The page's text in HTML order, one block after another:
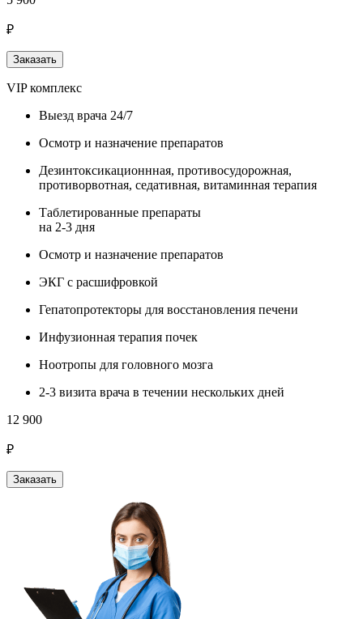
₽
Заказать
VIP комплекс
Выезд врача 24/7
Осмотр и назначение препаратов
Дезинтоксикационнная, противосудорожная,
противорвотная, седативная, витаминная терапия
Таблетированные препараты
на 2-3 дня
Осмотр и назначение препаратов
ЭКГ с расшифровкой
Гепатопротекторы для восстановления печени
Инфузионная терапия почек
Ноотропы для головного мозга
2-3 визита врача в течении нескольких дней
12 900
₽
Заказать